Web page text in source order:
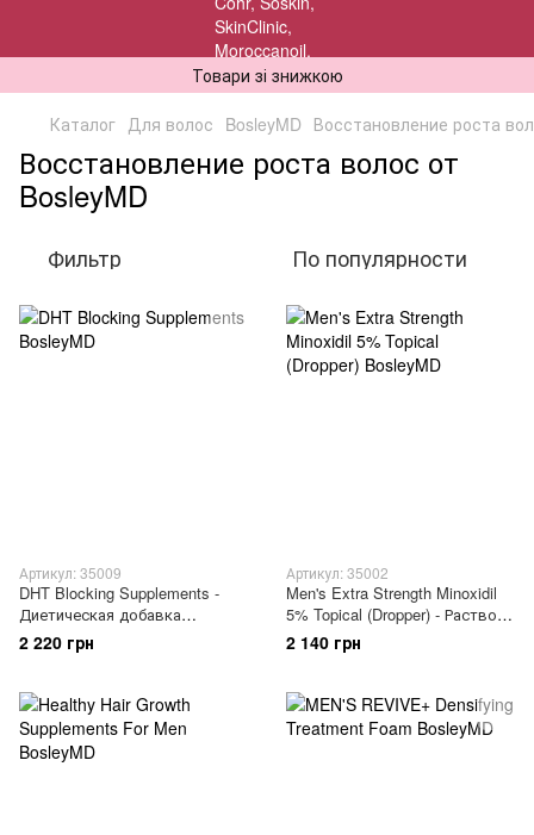
Товари зі знижкою
Каталог Для волос BosleyMD Восстановление роста
Восстановление роста волос от
BosleyMD
Фильтр По популярности
Артикул: 35009
DHT Blocking Supplements -
Диетическая добавка
блокатор ДГТ
2 220 грн
Артикул: 35002
Men's Extra Strength Minoxidil
5% Topical (Dropper) - Раствор
с миноксидилом 5% для
восстановления роста волос
2 140 грн